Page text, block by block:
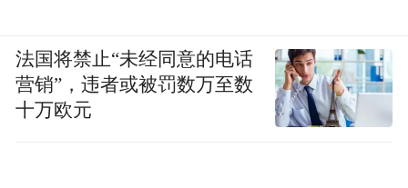
法国将禁止“未经同意的电话
营销”，违者或被罚数万至数
十万欧元